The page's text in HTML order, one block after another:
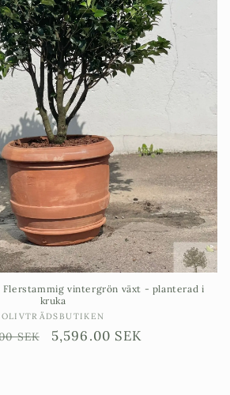
Flerstammig vintergrön växt - planterad i
kruka
Säljare:
OLIVTRÄDSBUTIKEN
SEK Försäljningspris
5,596.00 SEK